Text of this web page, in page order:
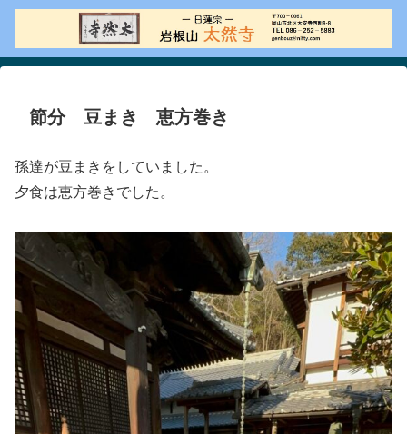
節分 豆まき 恵方巻き
孫達が豆まきをしていました。
夕食は恵方巻きでした。